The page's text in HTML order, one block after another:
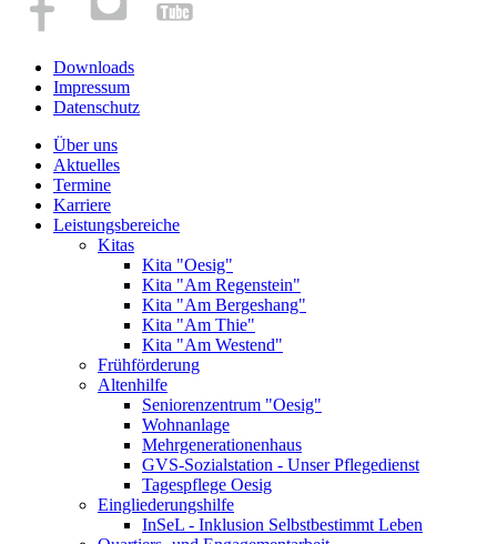
Downloads
Impressum
Datenschutz
Über uns
Aktuelles
Termine
Karriere
Leistungsbereiche
Kitas
Kita "Oesig"
Kita "Am Regenstein"
Kita "Am Bergeshang"
Kita "Am Thie"
Kita "Am Westend"
Frühförderung
Altenhilfe
Seniorenzentrum "Oesig"
Wohnanlage
Mehrgenerationenhaus
GVS-Sozialstation - Unser Pflegedienst
Tagespflege Oesig
Eingliederungshilfe
InSeL - Inklusion Selbstbestimmt Leben